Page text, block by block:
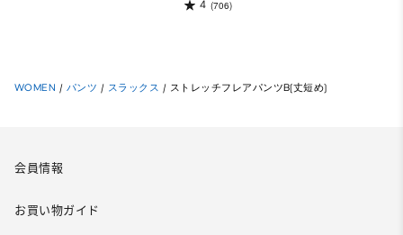
4 (706)
WOMEN / パンツ / スラックス / ストレッチフレアパンツB(丈短め)
会員情報
お買い物ガイド